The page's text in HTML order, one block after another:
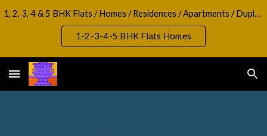
Skip to navigation
1, 2, 3, 4 & 5 BHK Flats / Homes / Residences / Apartments / Duplex / RowHouse / Bungalow, Shops, Showrooms & Retail Spaces Office / Commercial Spaces
1-2-3-4-5 BHK Flats Homes